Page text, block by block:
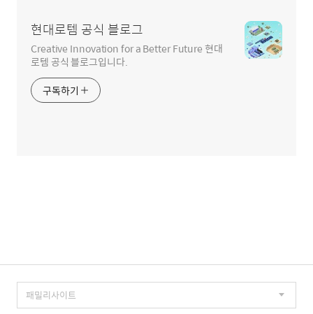
현대로템 공식 블로그
Creative Innovation for a Better Future 현대
로템 공식 블로그입니다.
구독하기